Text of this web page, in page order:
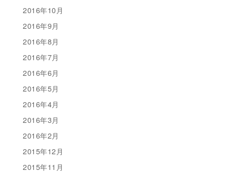
2016年10月
2016年9月
2016年8月
2016年7月
2016年6月
2016年5月
2016年4月
2016年3月
2016年2月
2015年12月
2015年11月